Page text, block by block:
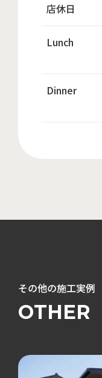
店休日
Lunch
Dinner
その他の施工実例
OTHER